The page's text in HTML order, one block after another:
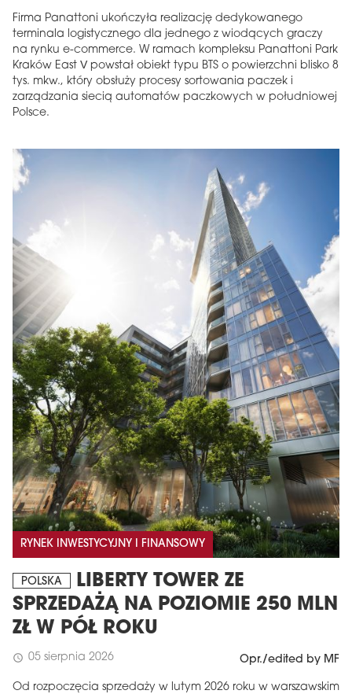
Firma Panattoni ukończyła realizację dedykowanego
terminala logistycznego dla jednego z wiodących graczy
na rynku e-commerce. W ramach kompleksu Panattoni Park
Kraków East V powstał obiekt typu BTS o powierzchni blisko 8
tys. mkw., który obsłuży procesy sortowania paczek i
zarządzania siecią automatów paczkowych w południowej
Polsce.
RYNEK INWESTYCYJNY I FINANSOWY
POLSKA
LIBERTY TOWER ZE
SPRZEDAŻĄ NA POZIOMIE 250 MLN
ZŁ W PÓŁ ROKU
schedule 05 sierpnia 2026 Opr./edited by MF
Od rozpoczęcia sprzedaży w lutym 2026 roku w warszawskim